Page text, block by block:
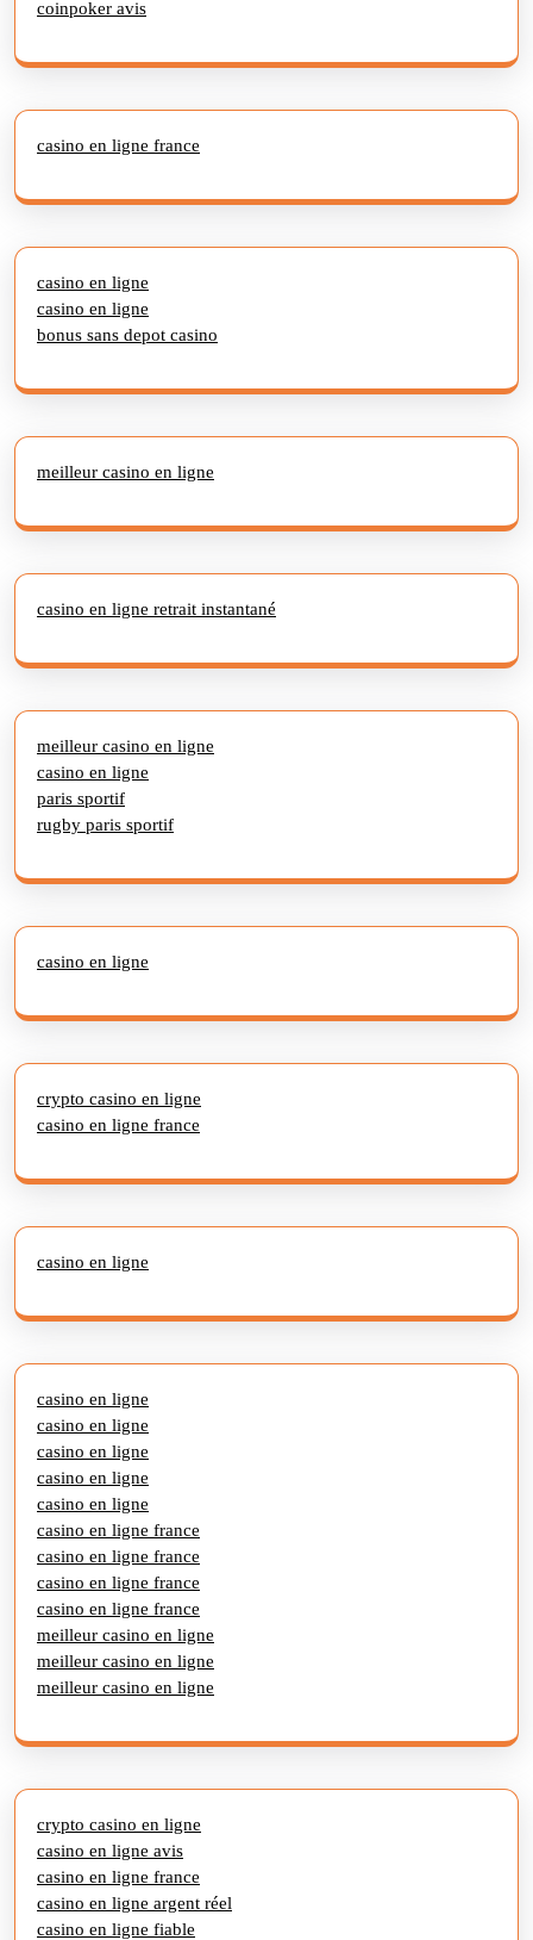
coinpoker avis
casino en ligne france
casino en ligne
casino en ligne
bonus sans depot casino
meilleur casino en ligne
casino en ligne retrait instantané
meilleur casino en ligne
casino en ligne
paris sportif
rugby paris sportif
casino en ligne
crypto casino en ligne
casino en ligne france
casino en ligne
casino en ligne
casino en ligne
casino en ligne
casino en ligne
casino en ligne
casino en ligne france
casino en ligne france
casino en ligne france
casino en ligne france
meilleur casino en ligne
meilleur casino en ligne
meilleur casino en ligne
crypto casino en ligne
casino en ligne avis
casino en ligne france
casino en ligne argent réel
casino en ligne fiable